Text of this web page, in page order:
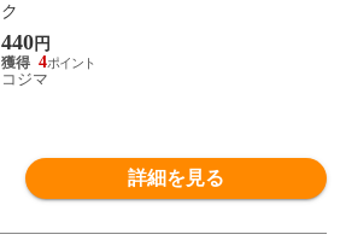
ク
440円
4
コジマ
詳細を見る